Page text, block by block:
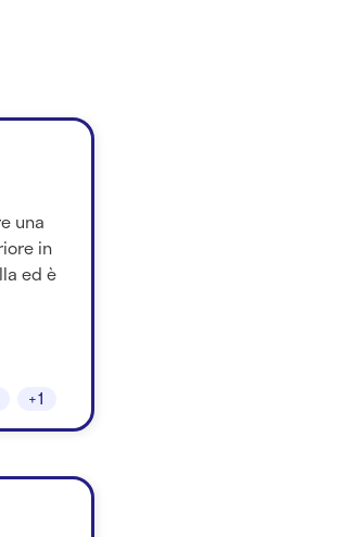
una
in
ed è
+1